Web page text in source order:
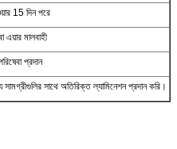
15 দিন পরে
মালবাহী
প্রদান
সাথে অতিরিক্ত ল্যামিনেশন প্রদান করি।